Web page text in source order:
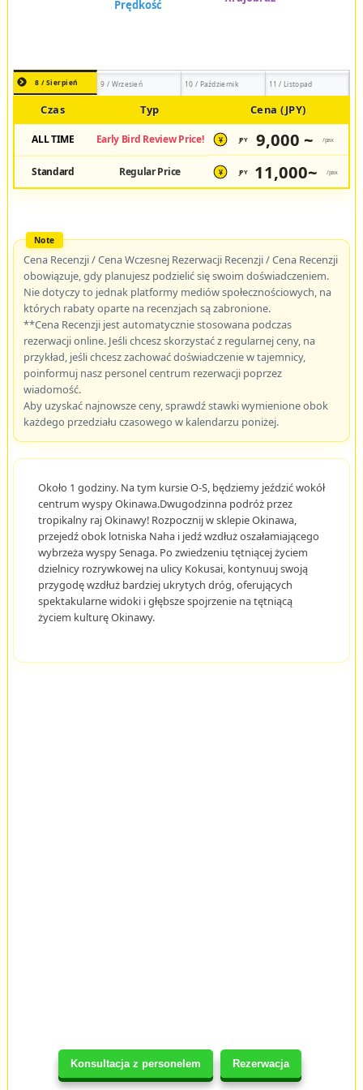
Konsultacja z personelem Rezerwacja
8 / Sierpień 9 / Wrzesień 10 / Październik 11 / Listopad
Czas Typ Cena (JPY)
ALL TIME Early Bird Review Price! ¥ JPY 9,000 ~ /pax
Standard Regular Price ¥ JPY 11,000~ /pax
Cena Recenzji / Cena Wczesnej Rezerwacji Recenzji / Cena Recenzji
obowiązuje, gdy planujesz podzielić się swoim doświadczeniem.
Nie dotyczy to jednak platformy mediów społecznościowych, na
których rabaty oparte na recenzjach są zabronione.
**Cena Recenzji jest automatycznie stosowana podczas
rezerwacji online. Jeśli chcesz skorzystać z regularnej ceny, na
przykład, jeśli chcesz zachować doświadczenie w tajemnicy,
poinformuj nasz personel centrum rezerwacji poprzez
wiadomość.
Aby uzyskać najnowsze ceny, sprawdź stawki wymienione obok
każdego przedziału czasowego w kalendarzu poniżej.
Około 1 godziny. Na tym kursie O-S, będziemy jeździć wokół
centrum wyspy Okinawa.Dwugodzinna podróż przez
tropikalny raj Okinawy! Rozpocznij w sklepie Okinawa,
przejedź obok lotniska Naha i jedź wzdłuż oszałamiającego
wybrzeża wyspy Senaga. Po zwiedzeniu tętniącej życiem
dzielnicy rozrywkowej na ulicy Kokusai, kontynuuj swoją
przygodę wzdłuż bardziej ukrytych dróg, oferujących
spektakularne widoki i głębsze spojrzenie na tętniącą
życiem kulturę Okinawy.